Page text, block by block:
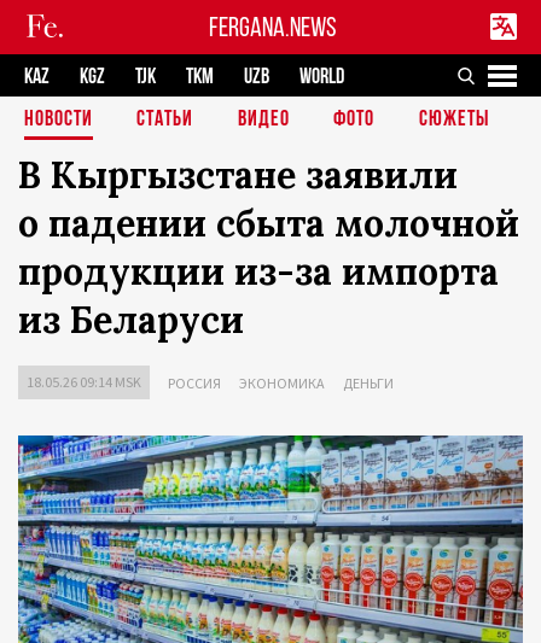
FERGANA.NEWS
KAZ KGZ TJK TKM UZB
WORLD
НОВОСТИ
СТАТЬИ ВИДЕО ФОТО СЮЖЕТЫ
В Кыргызстане заявили
о падении сбыта молочной
продукции из-за импорта
из Беларуси
18.05.26 09:14 MSK РОССИЯ ЭКОНОМИКА ДЕНЬГИ